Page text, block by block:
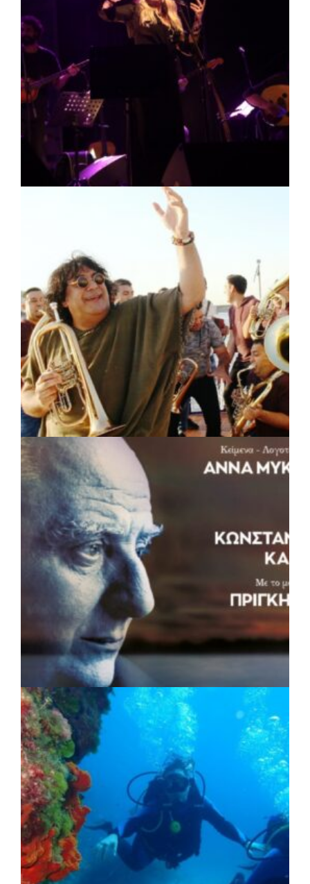
07/08/2026 · 16:50
Πρέσπεια 2026: Έξι ημέρες πολιτισμού,
μουσικής και γαστρονομίας στη Φλώρινα
ΠΟΛΙΤΙΣΜΟΣ 05/08/2026 · 16:17
Η Marko Marković Orkestar στα
Αριστοτέλεια του Δήμου Αριστοτέλη
ΠΟΛΙΤΙΣΜΟΣ 04/08/2026 · 17:05
«Τραγουδάμε Καββαδία»:
Μουσικοποιητικό ταξίδι στην Κεντρική
Μακεδονία